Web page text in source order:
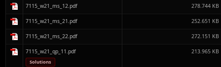
7115_w21_ms_12.pdf 278.744 KB
7115_w21_ms_21.pdf 252.651 KB
7115_w21_ms_22.pdf 272.151 KB
7115_w21_qp_11.pdf
Solutions
213.965 KB